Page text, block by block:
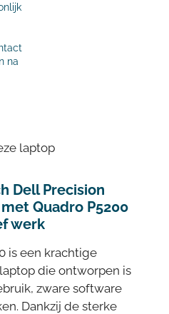
na
laptop
Dell Precision
Quadro P5200
werk
is een krachtige
die ontworpen is
zware software
Dankzij de sterke